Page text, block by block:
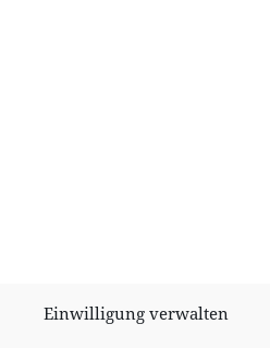
Einwilligung verwalten